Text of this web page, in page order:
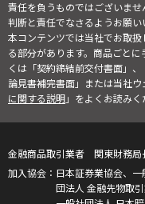
責任を負うものではございま
判断と責任でなさるようお願い
本コンテンツでは当社でお取
る部分があります。商品ごと
くは「契約締結前交付書面」
論見書補完書面」または当社
に関する説明」をよくお読みく
金融商品取引業者 関東財務局
日本証券業協会、
団法人 金融先物取引